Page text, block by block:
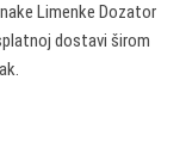
Limenke Dozator
dostavi širom